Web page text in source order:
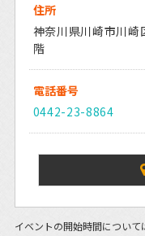
住所
神奈川県川崎市川
階
電話番号
0442-23-8864
イベントの開始時間につい